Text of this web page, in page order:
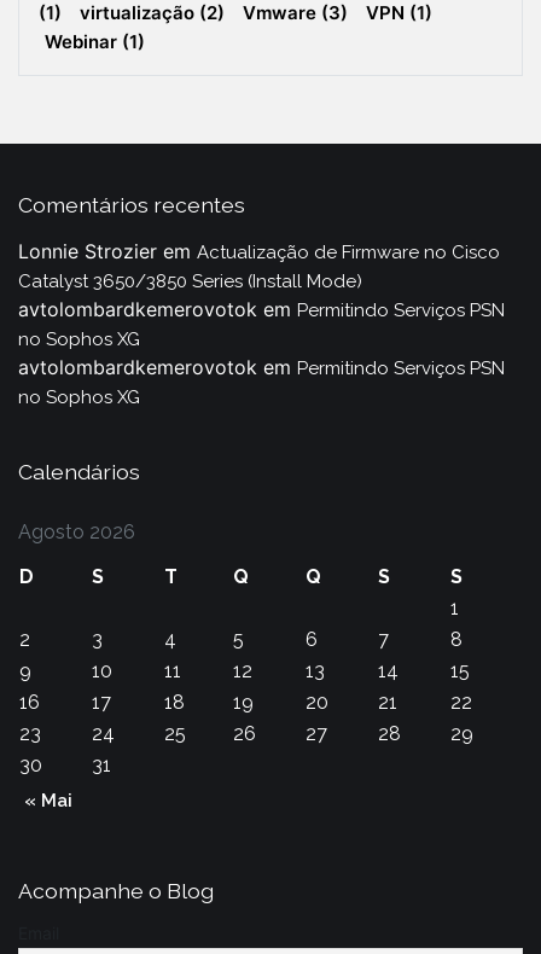
(1)
virtualização (2) Vmware (3) VPN (1)
Webinar (1)
Comentários recentes
Lonnie Strozier em Actualização de Firmware no Cisco
Catalyst 3650/3850 Series (Install Mode)
avtolombardkemerovotok em Permitindo Serviços PSN
no Sophos XG
avtolombardkemerovotok em Permitindo Serviços PSN
no Sophos XG
Calendários
Agosto 2026
D
S T Q Q S
S
1
2
3 4 5 6 7
8
9
10 11 12 13 14
15
16
17 18 19 20 21
22
23
24 25 26 27 28
29
30
31
« Mai
Acompanhe o Blog